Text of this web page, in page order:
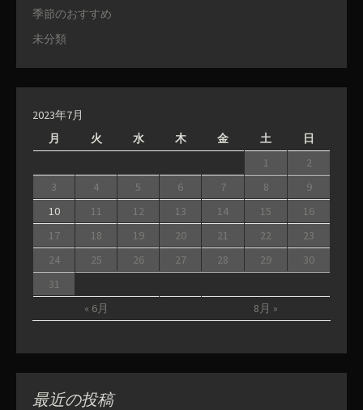
季節のおすすめ
未分類
2023年7月
月
火 水 木 金 土 日
« 6月 8月 »
1
2
3
4 5 6 7 8
9
10
11 12 13 14 15
16
17
18 19 20 21 22
23
24
25 26 27 28 29
30
31
最近の投稿